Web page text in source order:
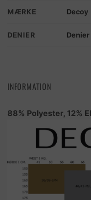
MÆRKE Decoy
DENIER Denier
INFORMATION
88% Polyester, 12%